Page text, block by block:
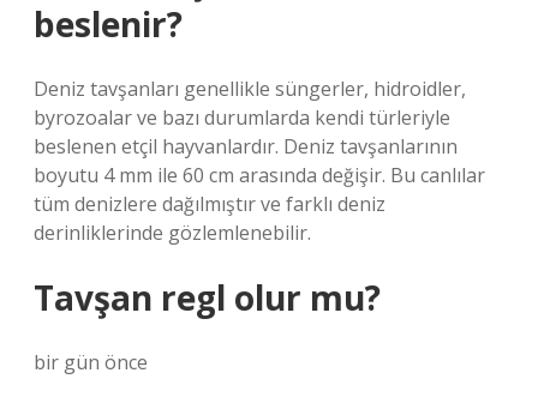
beslenir?
Deniz tavşanları genellikle süngerler, hidroidler,
byrozoalar ve bazı durumlarda kendi türleriyle
beslenen etçil hayvanlardır. Deniz tavşanlarının
boyutu 4 mm ile 60 cm arasında değişir. Bu canlılar
tüm denizlere dağılmıştır ve farklı deniz
derinliklerinde gözlemlenebilir.
Tavşan regl olur mu?
bir gün önce